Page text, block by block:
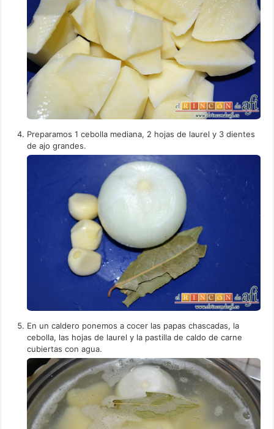
Preparamos 1 cebolla mediana, 2 hojas de laurel y 3 dientes
de ajo grandes.
En un caldero ponemos a cocer las papas chascadas, la
cebolla, las hojas de laurel y la pastilla de caldo de carne
cubiertas con agua.